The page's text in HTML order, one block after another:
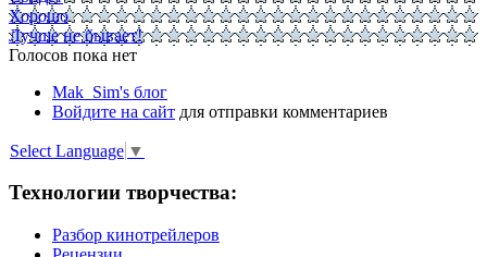
Хорошо
Лучше не бывает!
Голосов пока нет
Mak_Sim's блог
Войдите на сайт для отправки комментариев
Select Language ▼
Технологии творчества:
Разбор кинотрейлеров